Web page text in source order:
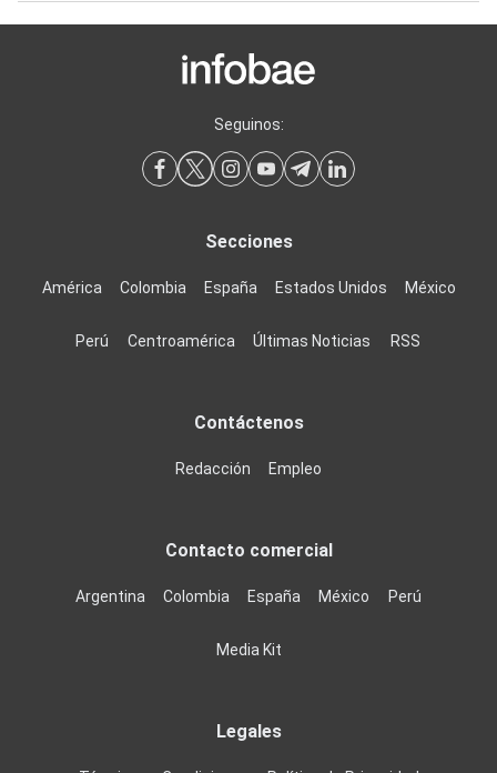
Seguinos:
Secciones
América Colombia España Estados Unidos México
Perú Centroamérica Últimas Noticias RSS
Contáctenos
Redacción Empleo
Contacto comercial
Argentina Colombia España México Perú
Media Kit
Legales